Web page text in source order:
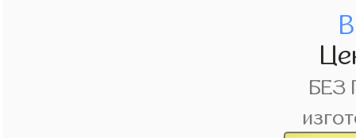
БЕЗ